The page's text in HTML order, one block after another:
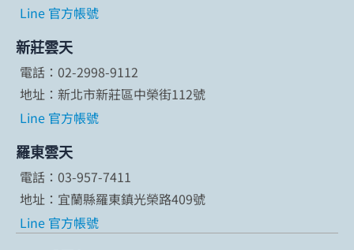
Line 官方帳號
新莊雲天
電話：02-2998-9112
地址：新北市新莊區中榮街112號
Line 官方帳號
羅東雲天
電話：03-957-7411
地址：宜蘭縣羅東鎮光榮路409號
Line 官方帳號